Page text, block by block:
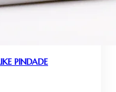
PINDADE